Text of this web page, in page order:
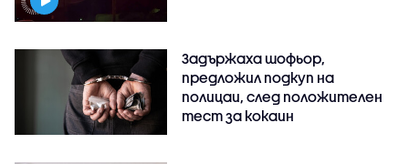
Задържаха шофьор,
предложил подкуп на
полицаи, след положителен
тест за кокаин